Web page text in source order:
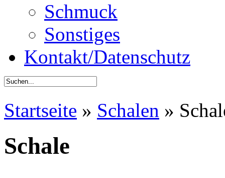
Schmuck
Sonstiges
Kontakt/Datenschutz
Startseite » Schalen »
Schale